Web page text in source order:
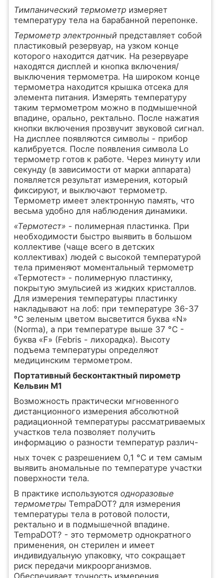
Тимпанический термометр измеряет
температуру тела на барабанной перепонке.
Термометр электронный представляет собой
пластиковый резервуар, на узком конце
которого находится датчик. На резервуаре
находятся дисплей и кнопка включения/
выключения термометра. На широком конце
термометра находится крышка отсека для
элемента питания. Измерять температуру
таким термометром можно в подмышечной
впадине, орально, ректально. После нажатия
кнопки включения прозвучит звуковой сигнал.
На дисплее появляются символы - прибор
калибруется. После появления символа Lo
термометр готов к работе. Через минуту или
секунду (в зависимости от марки аппарата)
появляется результат измерения, который
фиксируют, и выключают термометр.
Термометр имеет электронную память, что
весьма удобно для наблюдения динамики.
«Термотест» - полимерная пластинка. При
необходимости быстро выявить в большом
коллективе (чаще всего в детских
коллективах) людей с высокой температурой
тела применяют моментальный термометр
«Термотест» - полимерную пластинку,
покрытую эмульсией из жидких кристаллов.
Для измерения температуры пластинку
накладывают на лоб: при температуре 36-37
°С зеленым цветом высветится буква «N»
(Norma), а при температуре выше 37 °С -
буква «F» (Febris - лихорадка). Высоту
подъема температуры определяют
медицинским термометром.
Портативный бесконтактный пирометр
Кельвин М1
Возможность практически мгновенного
дистанционного измерения абсолютной
радиационной температуры рассматриваемых
участков тела позволяет получить
информацию о разности температур различ-
ных точек с разрешением 0,1 °С и тем самым
выявить аномальные по температуре участки
поверхности тела.
В практике используются одноразовые
термометры TempaDOT? для измерения
температуры тела в ротовой полости,
ректально и в подмышечной впадине.
TempaDOT? - это термометр однократного
применения, он стерилен и имеет
индивидуальную упаковку, что сокращает
риск передачи микроорганизмов.
Обеспечивает точность измерения